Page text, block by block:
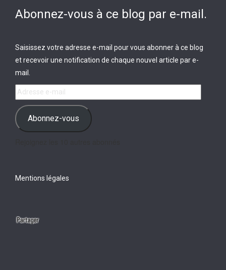
Abonnez-vous à ce blog par e-mail.
Saisissez votre adresse e-mail pour vous abonner à ce blog
et recevoir une notification de chaque nouvel article par e-
mail.
Adresse
e-
mail Abonnez-vous
Mentions légales